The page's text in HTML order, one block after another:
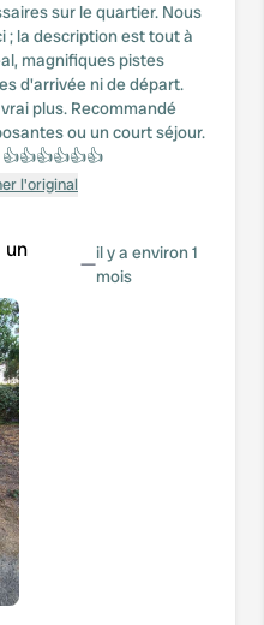
sur le quartier. Nous
; la description est tout à
magnifiques pistes
d'arrivée ni de départ.
plus. Recommandé
ou un court séjour.
l'original
un
—il y a environ 1
mois